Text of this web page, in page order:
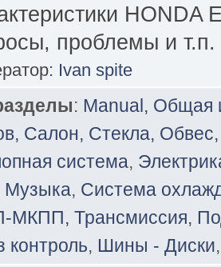
HONDA
проблемы и т.п.
Ivan spite
: Manual,
Салон, Стекла,
система,
Музыка, Система
Трансмиссия,
контроль, Шины - Диски